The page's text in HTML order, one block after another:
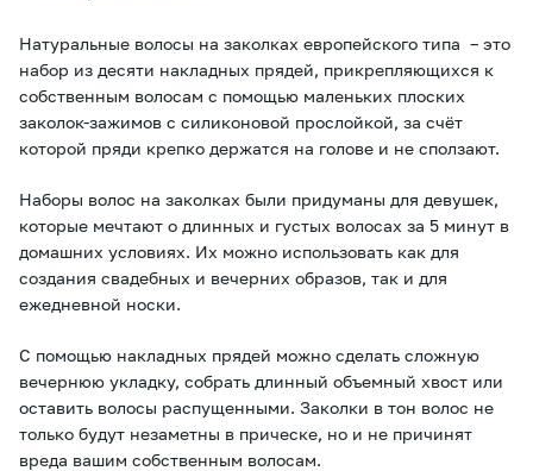
Натуральные волосы на заколках европейского типа – это
набор из десяти накладных прядей, прикрепляющихся к
собственным волосам с помощью маленьких плоских
заколок-зажимов с силиконовой прослойкой, за счёт
которой пряди крепко держатся на голове и не сползают.
Наборы волос на заколках были придуманы для девушек,
которые мечтают о длинных и густых волосах за 5 минут в
домашних условиях. Их можно использовать как для
создания свадебных и вечерних образов, так и для
ежедневной носки.
С помощью накладных прядей можно сделать сложную
вечернюю укладку, собрать длинный объемный хвост или
оставить волосы распущенными. Заколки в тон волос не
только будут незаметны в прическе, но и не причинят
вреда вашим собственным волосам.